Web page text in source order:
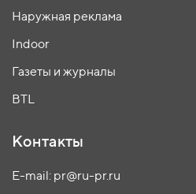
Наружная реклама
Indoor
Газеты и журналы
BTL
Контакты
E-mail: pr@ru-pr.ru